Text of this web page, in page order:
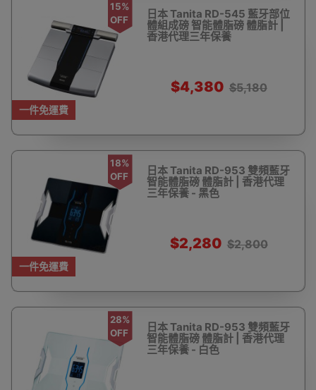
一件免運費
15%
OFF
日本 Tanita RD-545 藍牙部位
體組成磅 智能體脂磅 體脂計 |
香港代理三年保養
$4,380 $5,180
一件免運費
18%
OFF
日本 Tanita RD-953 雙頻藍牙
智能體脂磅 體脂計 | 香港代理
三年保養 - 黑色
$2,280 $2,800
28%
OFF
日本 Tanita RD-953 雙頻藍牙
智能體脂磅 體脂計 | 香港代理
三年保養 - 白色